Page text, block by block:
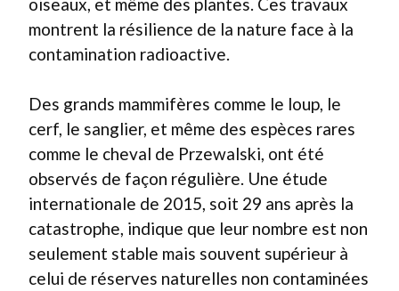
montrent la résilience de la nature face à la
contamination radioactive.
Des grands mammifères comme le loup, le
cerf, le sanglier, et même des espèces rares
comme le cheval de Przewalski, ont été
observés de façon régulière. Une étude
internationale de 2015, soit 29 ans après la
catastrophe, indique que leur nombre est non
seulement stable mais souvent supérieur à
celui de réserves naturelles non contaminées